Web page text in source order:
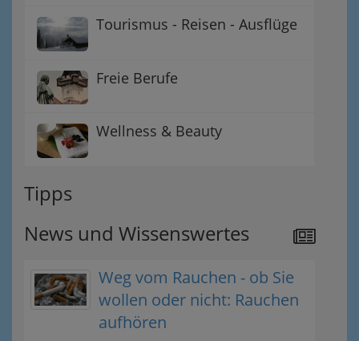
Tourismus - Reisen - Ausflüge
Freie Berufe
Wellness & Beauty
Tipps
News und Wissenswertes
Weg vom Rauchen - ob Sie
wollen oder nicht: Rauchen
aufhören